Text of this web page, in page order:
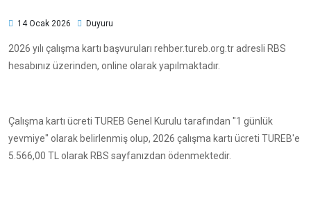
14 Ocak 2026 Duyuru
2026 yılı çalışma kartı başvuruları rehber.tureb.org.tr adresli RBS
hesabınız üzerinden, online olarak yapılmaktadır.
Çalışma kartı ücreti TUREB Genel Kurulu tarafından "1 günlük
yevmiye" olarak belirlenmiş olup, 2026 çalışma kartı ücreti TUREB'e
5.566,00 TL olarak RBS sayfanızdan ödenmektedir.